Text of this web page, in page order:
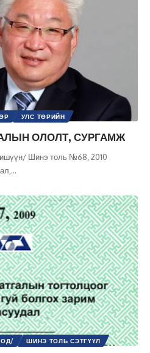
УЛС ТӨРИЙН
ОЛОЛТ, СУРГАМЖ
Шинэ толь №68, 2010
…
ШИНЭ ТОЛЬ СЭТГҮҮЛ